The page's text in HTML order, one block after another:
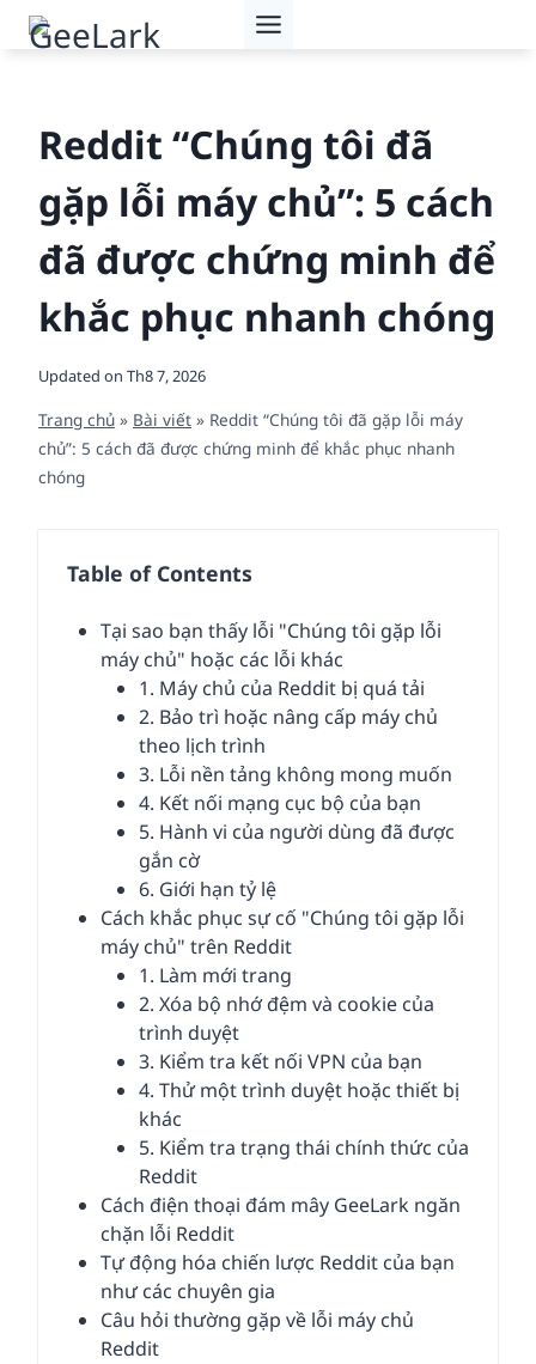
Skip
Reddit “Chúng tôi đã
gặp lỗi máy chủ”: 5 cách
đã được chứng minh để
khắc phục nhanh chóng
Updated on Th8 7, 2026
Trang chủ » Bài viết » Reddit “Chúng tôi đã gặp lỗi máy
chủ”: 5 cách đã được chứng minh để khắc phục nhanh
chóng
Table of Contents
Tại sao bạn thấy lỗi "Chúng tôi gặp lỗi
máy chủ" hoặc các lỗi khác
1. Máy chủ của Reddit bị quá tải
2. Bảo trì hoặc nâng cấp máy chủ
theo lịch trình
3. Lỗi nền tảng không mong muốn
4. Kết nối mạng cục bộ của bạn
5. Hành vi của người dùng đã được
gắn cờ
6. Giới hạn tỷ lệ
Cách khắc phục sự cố "Chúng tôi gặp lỗi
máy chủ" trên Reddit
1. Làm mới trang
2. Xóa bộ nhớ đệm và cookie của
trình duyệt
3. Kiểm tra kết nối VPN của bạn
4. Thử một trình duyệt hoặc thiết bị
khác
5. Kiểm tra trạng thái chính thức của
Reddit
Cách điện thoại đám mây GeeLark ngăn
chặn lỗi Reddit
Tự động hóa chiến lược Reddit của bạn
như các chuyên gia
Câu hỏi thường gặp về lỗi máy chủ
Reddit